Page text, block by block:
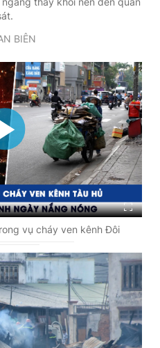
BIÊN
vụ cháy ven kênh Đôi